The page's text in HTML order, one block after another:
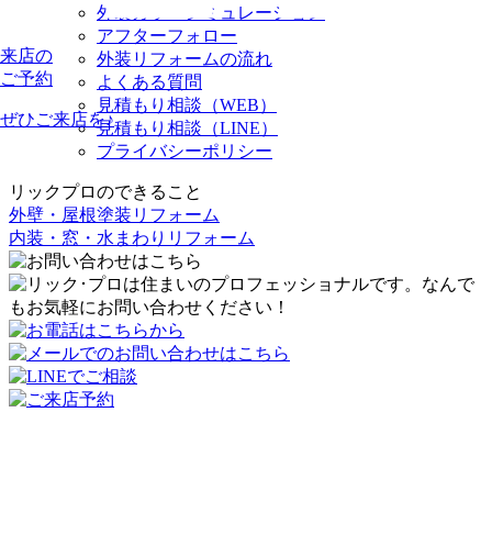
来店の
ご予約
ぜひご来店を♪
外装カラーシミュレーション
アフターフォロー
外装リフォームの流れ
よくある質問
見積もり相談（WEB）
見積もり相談（LINE）
プライバシーポリシー
リックプロのできること
外壁・屋根塗装リフォーム
内装・窓・水まわりリフォーム